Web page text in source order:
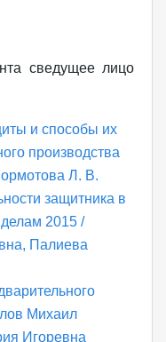
сведущее лицо
и способы их
производства
Л. В.
защитника в
2015 /
Палиева
Михаил
Игоревна